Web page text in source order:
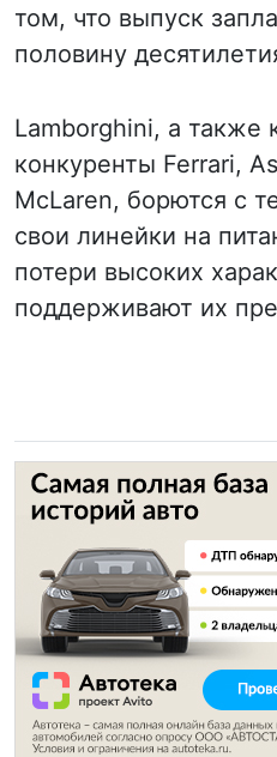
том, что выпуск
половину
Lamborghini, а также
конкуренты Ferrari,
McLaren, борются с
свои линейки на
потери высоких
поддерживают их